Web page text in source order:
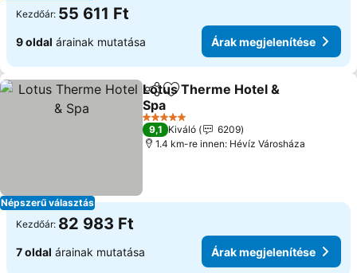
Kezdőár: 55 611 Ft
9 oldal árainak mutatása Árak megjelenítése
Népszerű választás
Megosztás
Hozzáadás a kedvencekhez
Lotus Therme Hotel &
Spa
5 Kategória
9,1 Kiváló
6209
1.4 km-re innen: Hévíz Városháza
Kezdőár: 82 983 Ft
7 oldal árainak mutatása Árak megjelenítése